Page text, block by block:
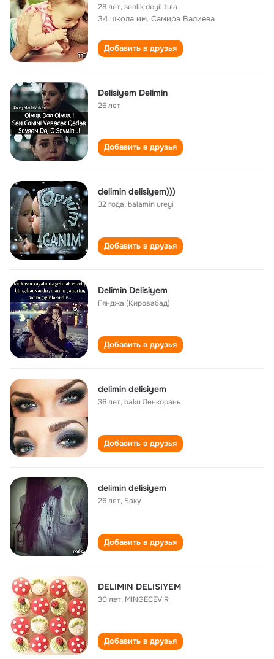
28 лет,senlik deyil tula
34 школа им. Самира Валиева
Добавить в друзья
Delisiyem Delimin
26 лет
Добавить в друзья
delimin delisiyem)))
32 года,balamin ureyi
Добавить в друзья
Delimin Delisiyem
Гянджа (Кировабад)
Добавить в друзья
delimin delisiyem
36 лет,baku Ленкорань
Добавить в друзья
delimin delisiyem
26 лет, Баку
Добавить в друзья
DELIMIN DELISIYEM
30 лет, MINGECEVIR
Добавить в друзья